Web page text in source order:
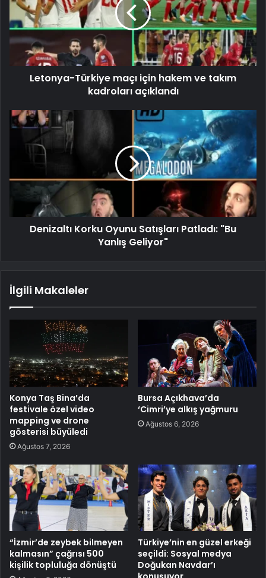
Letonya-Türkiye maçı için hakem ve takım
kadroları açıklandı
Denizaltı Korku Oyunu Satışları Patladı: "Bu
Yanlış Geliyor"
İlgili Makaleler
Konya Taş Bina’da
festivale özel video
mapping ve drone
gösterisi büyüledi
Ağustos 7, 2026
Bursa Açıkhava’da
‘Cimri’ye alkış yağmuru
Ağustos 6, 2026
“İzmir’de zeybek bilmeyen
kalmasın” çağrısı 500
kişilik topluluğa dönüştü
Türkiye’nin en güzel erkeği
seçildi: Sosyal medya
Doğukan Navdar’ı